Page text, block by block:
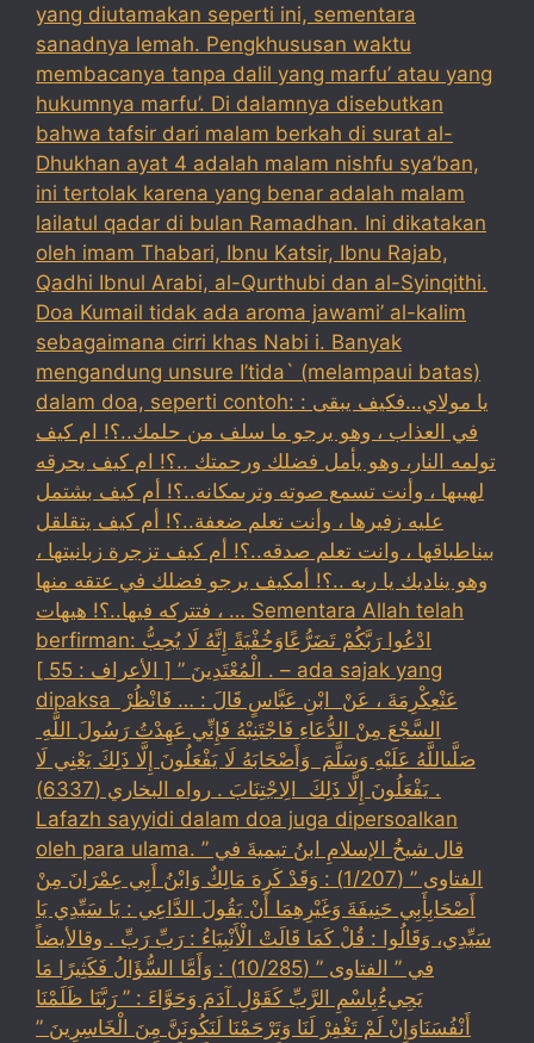
yang diutamakan seperti ini, sementara
sanadnya lemah. Pengkhususan waktu
membacanya tanpa dalil yang marfu’ atau yang
hukumnya marfu’. Di dalamnya disebutkan
bahwa tafsir dari malam berkah di surat al-
Dhukhan ayat 4 adalah malam nishfu sya’ban,
ini tertolak karena yang benar adalah malam
lailatul qadar di bulan Ramadhan. Ini dikatakan
oleh imam Thabari, Ibnu Katsir, Ibnu Rajab,
Qadhi Ibnul Arabi, al-Qurthubi dan al-Syinqithi.
Doa Kumail tidak ada aroma jawami’ al-kalim
sebagaimana cirri khas Nabi i. Banyak
mengandung unsure I’tida` (melampaui batas)
dalam doa, seperti contoh: : يا مولاي…فكيف يبقى
في العذاب ، وهو يرجو ما سلف من حلمك..؟! ام كيف
تولمه النار، وهو يأمل فضلك ورحمتك ..؟! ام كيف يحرقه
لهيبها ، وأنت تسمع صوته وترىمكانه..؟! أم كيف بشتمل
عليه زفيرها ، وأنت تعلم ضعفة..؟! أم كيف يتقلقل
بيناطباقها ، وانت تعلم صدقه..؟! أم كيف تزجرة زبانيتها ،
وهو يناديك يا ربه ..؟! أمكيف يرجو فضلك في عتقه منها
، فتتركه فيها..؟! هيهات … Sementara Allah telah
berfirman: ادْعُوا رَبَّكُمْ تَضَرُّعًاوَخُفْيَةً إِنَّهُ لَا يُحِبُّ
الْمُعْتَدِينَ ” [ الأعراف : 55 ] . – ada sajak yang
dipaksa ‏عَنْ‏‏عِكْرِمَةَ ‏، ‏عَنْ ‏ ‏ابْنِ عَبَّاسٍ ‏‏قَالَ : … فَانْظُرْ ‏‏
السَّجْعَ ‏‏مِنْ الدُّعَاءِ فَاجْتَنِبْهُ فَإِنِّي عَهِدْتُ رَسُولَ اللَّهِ ‏
‏صَلَّىاللَّهُ عَلَيْهِ وَسَلَّمَ ‏ ‏وَأَصْحَابَهُ لَا يَفْعَلُونَ إِلَّا ذَلِكَ ‏‏يَعْنِي لَا
يَفْعَلُونَ إِلَّا ذَلِكَ ‏ ‏الِاجْتِنَابَ . رواه البخاري (6337) .
Lafazh sayyidi dalam doa juga dipersoalkan
oleh para ulama. قال شيخُ الإسلامِ ابنُ تيميةَ في ”
الفتاوى ” (1/207) : وَقَدْ كَرِهَ مَالِكٌ وَابْنُ أَبِي عِمْرَانَ مِنْ
أَصْحَابِأَبِي حَنِيفَةَ وَغَيْرِهِمَا أَنْ يَقُولَ الدَّاعِي : يَا سَيِّدِي يَا
سَيِّدِي، وَقَالُوا : قُلْ كَمَا قَالَتْ الْأَنْبِيَاءُ : رَبِّ رَبِّ . وقالأيضاً
في ” الفتاوى ” (10/285) : وَأَمَّا السُّؤَالُ فَكَثِيرًا مَا
يَجِيءُبِاسْمِ الرَّبِّ كَقَوْلِ آدَمَ وَحَوَّاءَ : ” رَبَّنَا ظَلَمْنَا
أَنْفُسَنَاوَإِنْ لَمْ تَغْفِرْ لَنَا وَتَرْحَمْنَا لَنَكُونَنَّ مِنَ الْخَاسِرِينَ ”